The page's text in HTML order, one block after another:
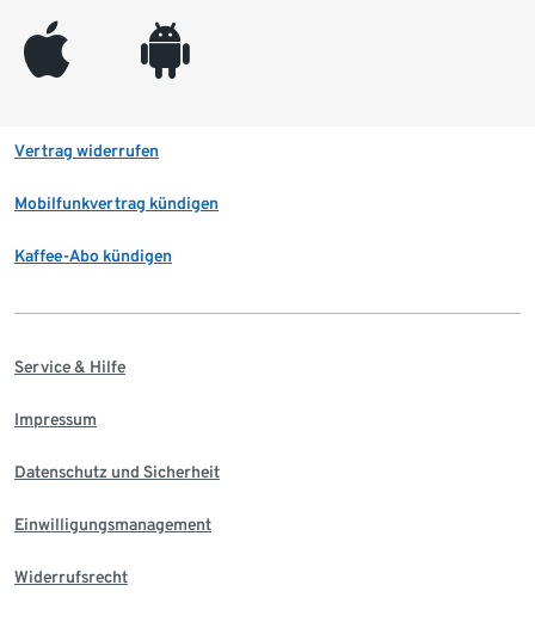
appleinc android
Vertrag widerrufen
Mobilfunkvertrag kündigen
Kaffee-Abo kündigen
Service & Hilfe
Impressum
Datenschutz und Sicherheit
Einwilligungsmanagement
Widerrufsrecht